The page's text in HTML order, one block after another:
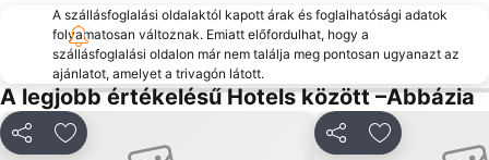
Maslinica
Camp Jezevac
Croatian walk of fame
Crkva Sv Filipa i Jakova
San Marino
Djevojka s galebom
Ploce
Pomorski i povijesni muzej Hrvatskog primorja
Krčki most
Punta Debij
A szállásfoglalási oldalaktól kapott árak és foglalhatósági adatok
folyamatosan változnak. Emiatt előfordulhat, hogy a
szállásfoglalási oldalon már nem találja meg pontosan ugyanazt az
ajánlatot, amelyet a trivagón látott.
A legjobb értékelésű Hotels között –Abbázia
MegosztásHozzáadás a kedvencekhez MegosztásHozzáadás